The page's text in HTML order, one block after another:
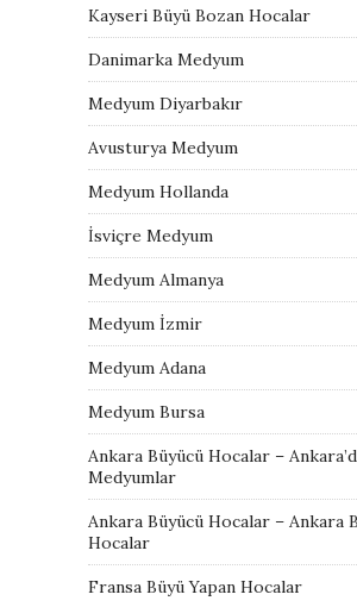
Kayseri Büyü Bozan Hocalar
Danimarka Medyum
Medyum Diyarbakır
Avusturya Medyum
Medyum Hollanda
İsviçre Medyum
Medyum Almanya
Medyum İzmir
Medyum Adana
Medyum Bursa
Ankara Büyücü Hocalar –
Medyumlar
Ankara Büyücü Hocalar – Ankara
Hocalar
Fransa Büyü Yapan Hocalar